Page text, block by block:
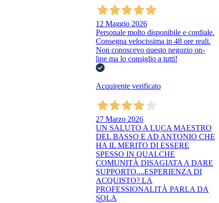
12 Maggio 2026
Personale molto disponibile e cordiale.
Consegna velocissima in 48 ore reali.
Non conoscevo questo negozio on-
line ma lo consiglio a tutti!
Acquirente verificato
27 Marzo 2026
UN SALUTO A LUCA MAESTRO
DEL BASSO E AD ANTONIO CHE
HA IL MERITO DI ESSERE
SPESSO IN QUALCHE
COMUNITÀ DISAGIATA A DARE
SUPPORTO....ESPERIENZA DI
ACQUISTO? LA
PROFESSIONALITÀ PARLA DA
SOLA